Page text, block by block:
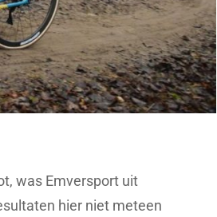
was Emversport uit
hier niet meteen